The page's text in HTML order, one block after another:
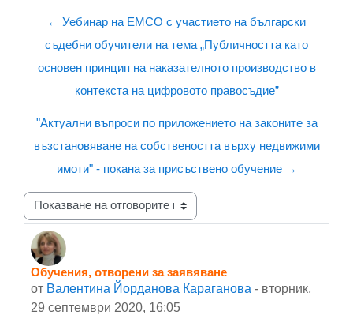
← Уебинар на ЕМСО с участието на български
съдебни обучители на тема „Публичността като
основен принцип на наказателното производство в
контекста на цифровото правосъдие”
"Актуални въпроси по приложението на законите за
възстановяване на собствеността върху недвижими
имоти" - покана за присъствено обучение →
Начин на показване
Обучения, отворени за заявяване
от Валентина Йорданова Караганова - вторник,
29 септември 2020, 16:05
Number of replies: 0